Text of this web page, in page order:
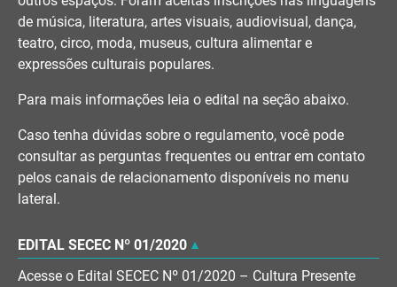
de música, literatura, artes visuais, audiovisual, dança,
teatro, circo, moda, museus, cultura alimentar e
expressões culturais populares.
Para mais informações leia o edital na seção abaixo.
Caso tenha dúvidas sobre o regulamento, você pode
consultar as perguntas frequentes ou entrar em contato
pelos canais de relacionamento disponíveis no menu
lateral.
EDITAL SECEC Nº 01/2020
Acesse o Edital SECEC Nº 01/2020 – Cultura Presente